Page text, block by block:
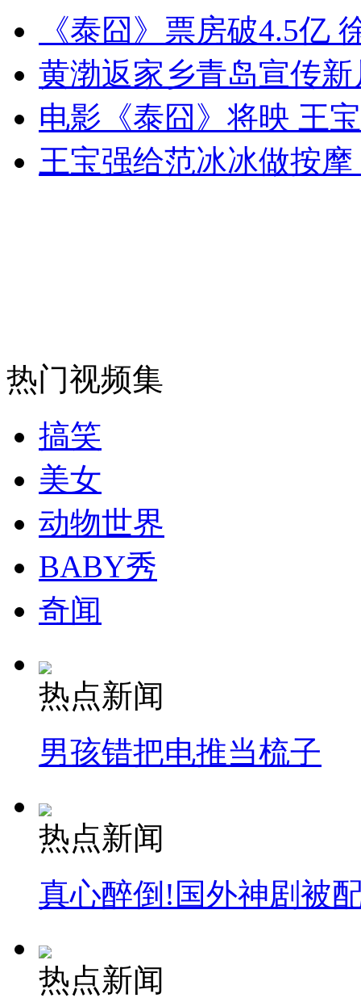
外交部：有关国家言论片面不公正
安徽一实载49人客车翻车
纽约上演“枕头大战”
《泰囧》票房破4.5亿
黄渤返家乡青岛宣传
电影《泰囧》将映 王
王宝强给范冰冰做按
热门视频集
搞笑
美女
动物世界
BABY秀
奇闻
热点新闻
男孩错把电推当梳子
热点新闻
真心醉倒!国外神剧被
热点新闻